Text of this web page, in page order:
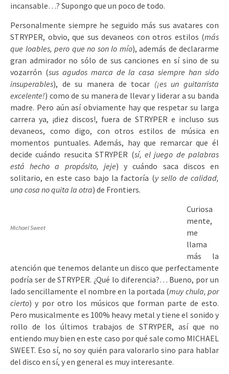
incansable…? Supongo que un poco de todo.
Personalmente siempre he seguido más sus avatares con
STRYPER, obvio, que sus devaneos con otros estilos (más
que loables, pero que no son lo mío), además de declararme
gran admirador no sólo de sus canciones en sí sino de su
vozarrón (sus agudos marca de la casa siempre han sido
insuperables), de su manera de tocar (¡es un guitarrista
excelente!) como de su manera de llevar y liderar a su banda
madre. Pero aún así obviamente hay que respetar su larga
carrera ya, ¡diez discos!, fuera de STRYPER e incluso sus
devaneos, como digo, con otros estilos de música en
momentos puntuales. Además, hay que remarcar que él
decide cuándo resucita STRYPER (sí, el juego de palabras
está hecho a propósito, jeje) y cuándo saca discos en
solitario, en este caso bajo la factoría (y sello de calidad,
una cosa no quita la otra) de Frontiers.
Michael Sweet
Curiosa
mente,
me
llama
más la
atención que tenemos delante un disco que perfectamente
podría ser de STRYPER. ¿Qué lo diferencia?… Bueno, por un
lado sencillamente el nombre en la portada (muy chula, por
cierto) y por otro los músicos que forman parte de esto.
Pero musicalmente es 100% heavy metal y tiene el sonido y
rollo de los últimos trabajos de STRYPER, así que no
entiendo muy bien en este caso por qué sale como MICHAEL
SWEET. Eso sí, no soy quién para valorarlo sino para hablar
del disco en sí, y en general es muy interesante.